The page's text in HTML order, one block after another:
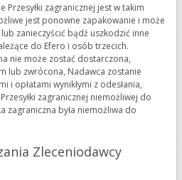
Przesyłki zagranicznej jest w takim
jest ponowne zapakowanie i może
zanieczyścić bądź uszkodzić inne
do Efero i osób trzecich.
nie może zostać dostarczona,
lub zwrócona, Nadawca zostanie
i opłatami wynikłymi z odesłania,
zagranicznej niemożliwej do
zagraniczna była niemożliwa do
Zleceniodawcy